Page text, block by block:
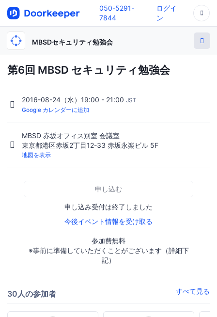
050-5291-
7844
ログイ
ン
MBSDセキュリティ勉強会
第6回 MBSD セキュリティ勉強会
2016-08-24（水）19:00 - 21:00 JST
Google カレンダーに追加
MBSD 赤坂オフィス別室 会議室
東京都港区赤坂2丁目12-33 赤坂永楽ビル 5F
地図を表示
申し込む
申し込み受付は終了しました
今後イベント情報を受け取る
参加費無料
※事前に準備していただくことがございます（詳細下
記）
30人の参加者 すべて見る